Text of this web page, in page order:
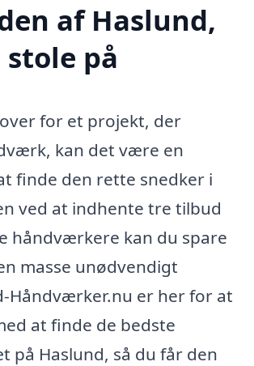
af Haslund,
på
for et projekt, der
kan det være en
finde den rette snedker i
ved at indhente tre tilbud
håndværkere kan du spare
masse unødvendigt
Håndværker.nu er her for at
at finde de bedste
på Haslund, så du får den